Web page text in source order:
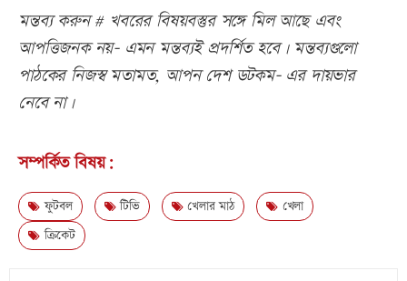
মন্তব্য করুন # খবরের বিষয়বস্তুর সঙ্গে মিল আছে এবং
আপত্তিজনক নয়- এমন মন্তব্যই প্রদর্শিত হবে। মন্তব্যগুলো
পাঠকের নিজস্ব মতামত, আপন দেশ ডটকম- এর দায়ভার
নেবে না।
সম্পর্কিত বিষয়:
ফুটবল টিভি খেলার মাঠ
খেলা
ক্রিকেট